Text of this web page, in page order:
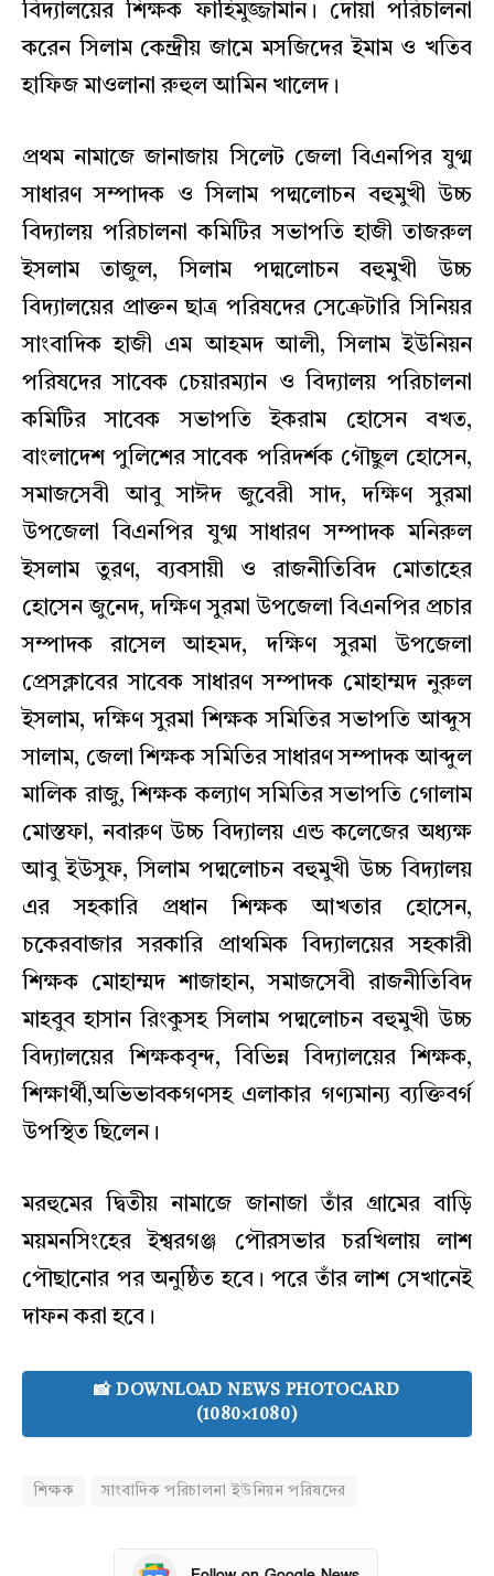
বিদ্যালয়ের শিক্ষক ফাহিমুজ্জামান। দোয়া পরিচালনা
করেন সিলাম কেন্দ্রীয় জামে মসজিদের ইমাম ও খতিব
হাফিজ মাওলানা রুহুল আমিন খালেদ।
প্রথম নামাজে জানাজায় সিলেট জেলা বিএনপির যুগ্ম
সাধারণ সম্পাদক ও সিলাম পদ্মলোচন বহুমুখী উচ্চ
বিদ্যালয় পরিচালনা কমিটির সভাপতি হাজী তাজরুল
ইসলাম তাজুল, সিলাম পদ্মলোচন বহুমুখী উচ্চ
বিদ্যালয়ের প্রাক্তন ছাত্র পরিষদের সেক্রেটারি সিনিয়র
সাংবাদিক হাজী এম আহমদ আলী, সিলাম ইউনিয়ন
পরিষদের সাবেক চেয়ারম্যান ও বিদ্যালয় পরিচালনা
কমিটির সাবেক সভাপতি ইকরাম হোসেন বখত,
বাংলাদেশ পুলিশের সাবেক পরিদর্শক গৌছুল হোসেন,
সমাজসেবী আবু সাঈদ জুবেরী সাদ, দক্ষিণ সুরমা
উপজেলা বিএনপির যুগ্ম সাধারণ সম্পাদক মনিরুল
ইসলাম তুরণ, ব্যবসায়ী ও রাজনীতিবিদ মোতাহের
হোসেন জুনেদ, দক্ষিণ সুরমা উপজেলা বিএনপির প্রচার
সম্পাদক রাসেল আহমদ, দক্ষিণ সুরমা উপজেলা
প্রেসক্লাবের সাবেক সাধারণ সম্পাদক মোহাম্মদ নুরুল
ইসলাম, দক্ষিণ সুরমা শিক্ষক সমিতির সভাপতি আব্দুস
সালাম, জেলা শিক্ষক সমিতির সাধারণ সম্পাদক আব্দুল
মালিক রাজু, শিক্ষক কল্যাণ সমিতির সভাপতি গোলাম
মোস্তফা, নবারুণ উচ্চ বিদ্যালয় এন্ড কলেজের অধ্যক্ষ
আবু ইউসুফ, সিলাম পদ্মলোচন বহুমুখী উচ্চ বিদ্যালয়
এর সহকারি প্রধান শিক্ষক আখতার হোসেন,
চকেরবাজার সরকারি প্রাথমিক বিদ্যালয়ের সহকারী
শিক্ষক মোহাম্মদ শাজাহান, সমাজসেবী রাজনীতিবিদ
মাহবুব হাসান রিংকুসহ সিলাম পদ্মলোচন বহুমুখী উচ্চ
বিদ্যালয়ের শিক্ষকবৃন্দ, বিভিন্ন বিদ্যালয়ের শিক্ষক,
শিক্ষার্থী,অভিভাবকগণসহ এলাকার গণ্যমান্য ব্যক্তিবর্গ
উপস্থিত ছিলেন।
মরহুমের দ্বিতীয় নামাজে জানাজা তাঁর গ্রামের বাড়ি
ময়মনসিংহের ইশ্বরগঞ্জ পৌরসভার চরখিলায় লাশ
পৌছানোর পর অনুষ্ঠিত হবে। পরে তাঁর লাশ সেখানেই
দাফন করা হবে।
📸 DOWNLOAD NEWS PHOTOCARD
(1080×1080)
শিক্ষক সাংবাদিক পরিচালনা ইউনিয়ন পরিষদের